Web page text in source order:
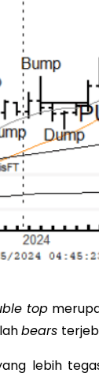
top
bears
lebih